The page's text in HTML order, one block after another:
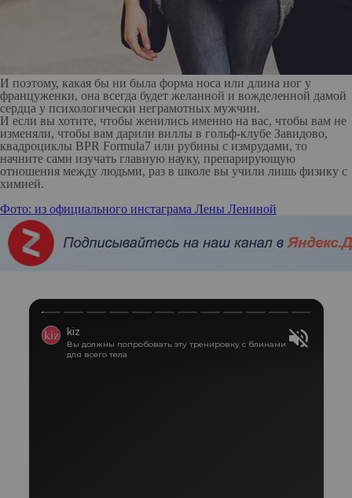
И поэтому, какая бы ни была форма носа или длина ног у
француженки, она всегда будет желанной и вожделенной дамой
сердца у психологически неграмотных мужчин.
И если вы хотите, чтобы женились именно на вас, чтобы вам не
изменяли, чтобы вам дарили виллы в гольф-клубе Завидово,
квадроциклы BPR Formula7 или рубины с измрудами, то
начните сами изучать главную науку, препарирующую
отношения между людьми, раз в школе вы учили лишь физику с
химией.
Фото: из официального инстаграма Лены Лениной